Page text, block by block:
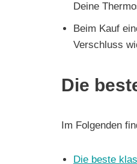
Deine
Beim Kauf
Verschluss
Die
Im Folgenden
Die beste